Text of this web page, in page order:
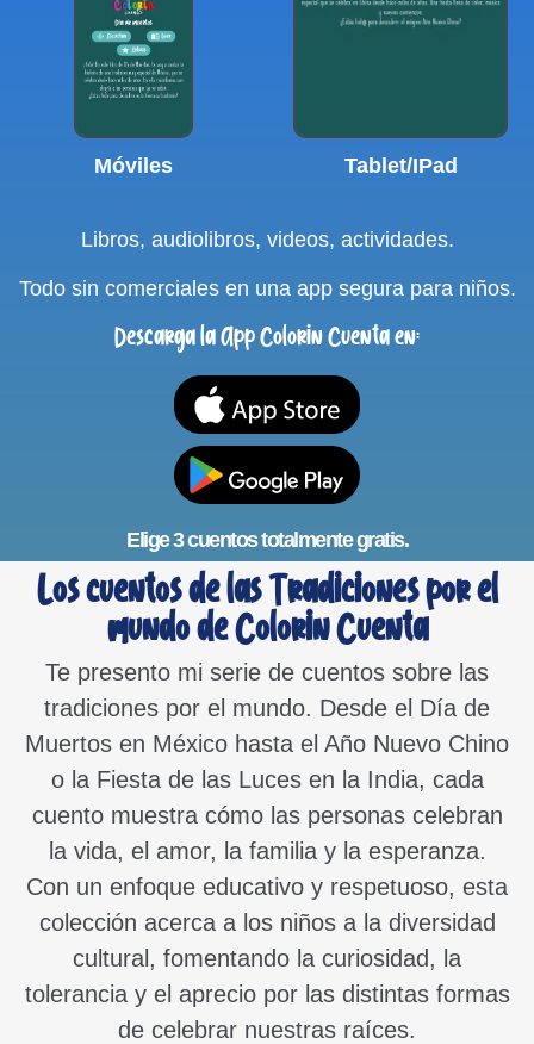
Móviles Tablet/IPad
Libros, audiolibros, videos, actividades.
Todo sin comerciales en una app segura para niños.
Descarga la App Colorin Cuenta en:
Elige 3 cuentos totalmente gratis.
Los cuentos de las Tradiciones por el
mundo de Colorin Cuenta
Te presento mi serie de cuentos sobre las
tradiciones por el mundo. Desde el Día de
Muertos en México hasta el Año Nuevo Chino
o la Fiesta de las Luces en la India, cada
cuento muestra cómo las personas celebran
la vida, el amor, la familia y la esperanza.
Con un enfoque educativo y respetuoso, esta
colección acerca a los niños a la diversidad
cultural, fomentando la curiosidad, la
tolerancia y el aprecio por las distintas formas
de celebrar nuestras raíces.